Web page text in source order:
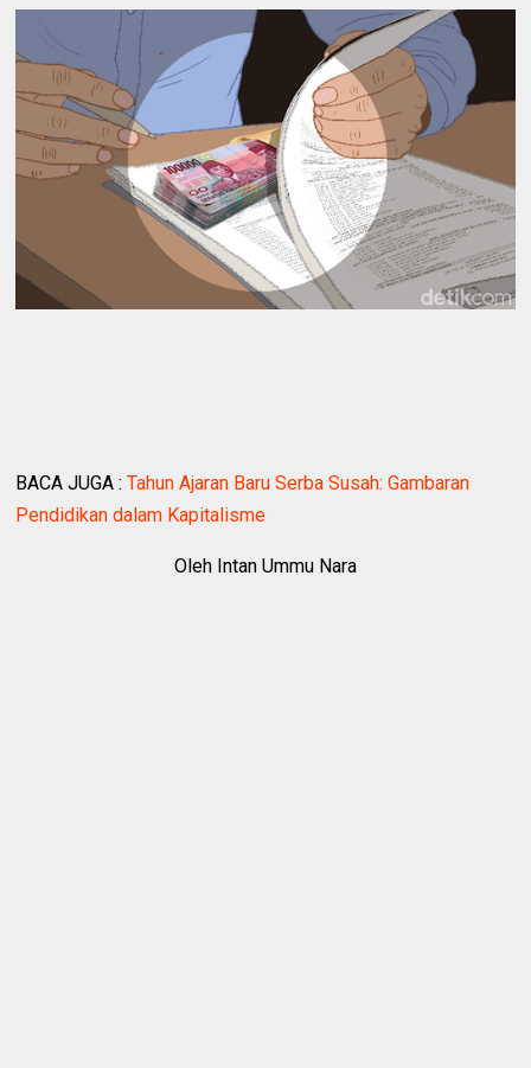
BACA JUGA :Tahun Ajaran Baru Serba Susah: Gambaran
Pendidikan dalam Kapitalisme
Oleh Intan Ummu Nara